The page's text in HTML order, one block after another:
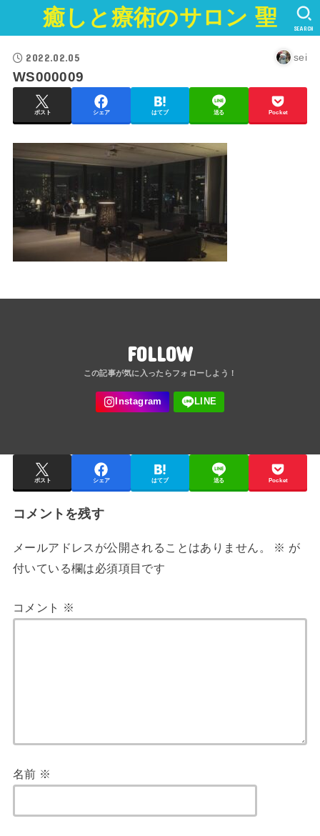
癒しと療術のサロン 聖 SEARCH
2022.02.05 sei
WS000009
ポスト シェア はてブ 送る Pocket
FOLLOW
ポスト シェア はてブ 送る Pocket
コメントを残す
メールアドレスが公開されることはありません。 ※ が
付いている欄は必須項目です
コメント ※
名前 ※